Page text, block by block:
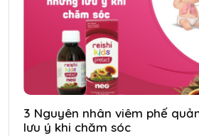
3 Nguyên nhân viêm phế
lưu ý khi chăm sóc